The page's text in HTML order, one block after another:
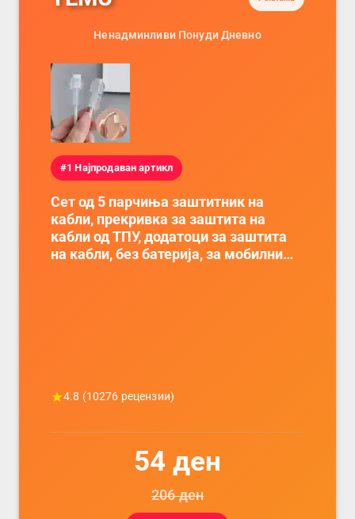
Ненадминливи Понуди Дневно
#1 Најпродаван артикл
Сет од 5 парчиња заштитник на
кабли, прекривка за заштита на
кабли од ТПУ, додатоци за заштита
на кабли, без батерија, за мобилни
4.8 (10276 рецензии)
54 ден
206ден